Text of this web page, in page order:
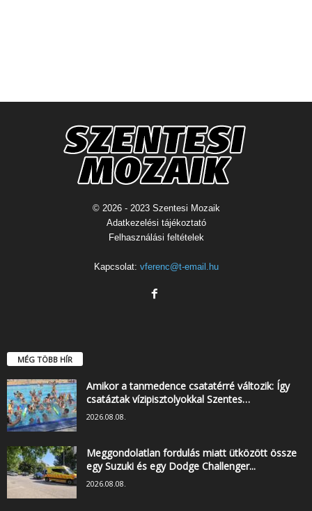
© 2026 - 2023 Szentesi Mozaik
Adatkezelési tájékoztató
Felhasználási feltételek
Kapcsolat: vferenc@t-email.hu
MÉG TÖBB HÍR
Amikor a tanmedence csatatérré változik: Így
csatáztak vízipisztolyokkal Szentes…
2026.08.08.
Meggondolatlan fordulás miatt ütközött össze
egy Suzuki és egy Dodge Challenger...
2026.08.08.